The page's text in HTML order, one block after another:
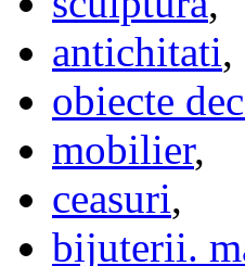
antichitati,
obiecte
mobilier,
ceasuri,
bijuterii.